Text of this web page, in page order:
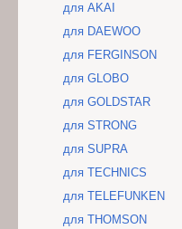
для AKAI
для DAEWOO
для FERGINSON
для GLOBO
для GOLDSTAR
для STRONG
для SUPRA
для TECHNICS
для TELEFUNKEN
для THOMSON